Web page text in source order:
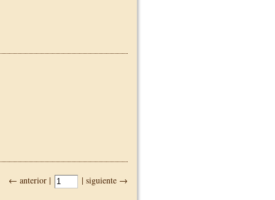
← anterior | | siguiente →